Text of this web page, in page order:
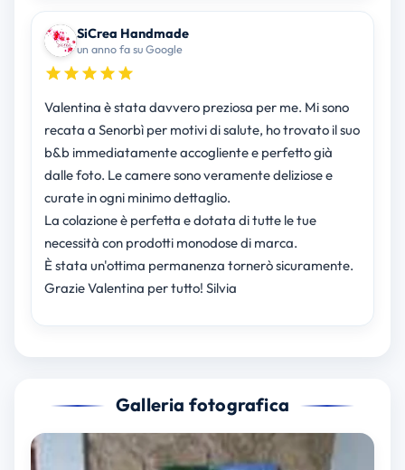
SiCrea Handmade
un anno fa su Google
Valentina è stata davvero preziosa per me. Mi sono
recata a Senorbì per motivi di salute, ho trovato il suo
b&b immediatamente accogliente e perfetto già
dalle foto. Le camere sono veramente deliziose e
curate in ogni minimo dettaglio.
La colazione è perfetta e dotata di tutte le tue
necessità con prodotti monodose di marca.
È stata un'ottima permanenza tornerò sicuramente.
Grazie Valentina per tutto! Silvia
Galleria fotografica